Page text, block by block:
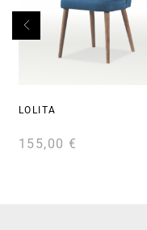
LOLITA
155,00 €